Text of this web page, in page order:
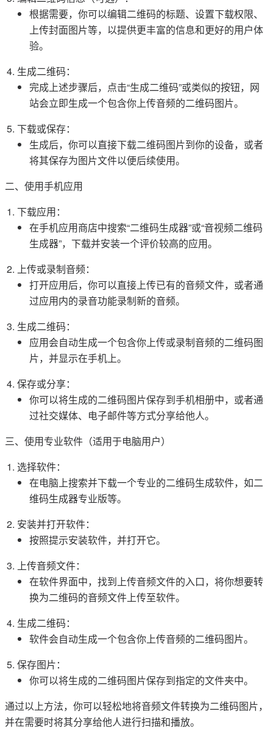
根据需要，你可以编辑二维码的标题、设置下载权限、
上传封面图片等，以提供更丰富的信息和更好的用户体
验。
生成二维码：
完成上述步骤后，点击“生成二维码”或类似的按钮，网
站会立即生成一个包含你上传音频的二维码图片。
下载或保存：
生成后，你可以直接下载二维码图片到你的设备，或者
将其保存为图片文件以便后续使用。
二、使用手机应用
下载应用：
在手机应用商店中搜索“二维码生成器”或“音视频二维码
生成器”，下载并安装一个评价较高的应用。
上传或录制音频：
打开应用后，你可以直接上传已有的音频文件，或者通
过应用内的录音功能录制新的音频。
生成二维码：
应用会自动生成一个包含你上传或录制音频的二维码图
片，并显示在手机上。
保存或分享：
你可以将生成的二维码图片保存到手机相册中，或者通
过社交媒体、电子邮件等方式分享给他人。
三、使用专业软件（适用于电脑用户）
选择软件：
在电脑上搜索并下载一个专业的二维码生成软件，如二
维码生成器专业版等。
安装并打开软件：
按照提示安装软件，并打开它。
上传音频文件：
在软件界面中，找到上传音频文件的入口，将你想要转
换为二维码的音频文件上传至软件。
生成二维码：
软件会自动生成一个包含你上传音频的二维码图片。
保存图片：
你可以将生成的二维码图片保存到指定的文件夹中。
通过以上方法，你可以轻松地将音频文件转换为二维码图片，
并在需要时将其分享给他人进行扫描和播放。